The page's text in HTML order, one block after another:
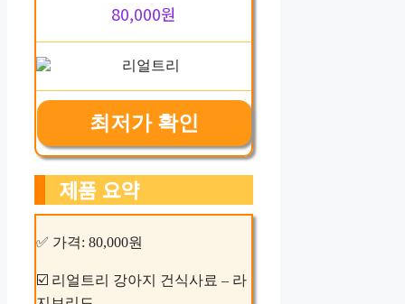
80,000원
최저가 확인
제품 요약
✅ 가격: 80,000원
☑️ 리얼트리 강아지 건식사료 – 라